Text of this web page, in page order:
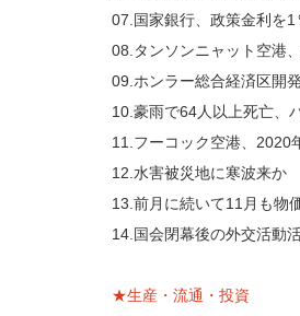
07.国家銀行、政策金利を1
08.タンソンニャット空港
09.ホンラー総合経済区開
10.豪雨で64人以上死亡、
11.フーコック空港、2020
12.水害被災地に寒波来か
13.前月に続いて11月も物
14.国会閉幕後の外交活動
★生産・流通・投資